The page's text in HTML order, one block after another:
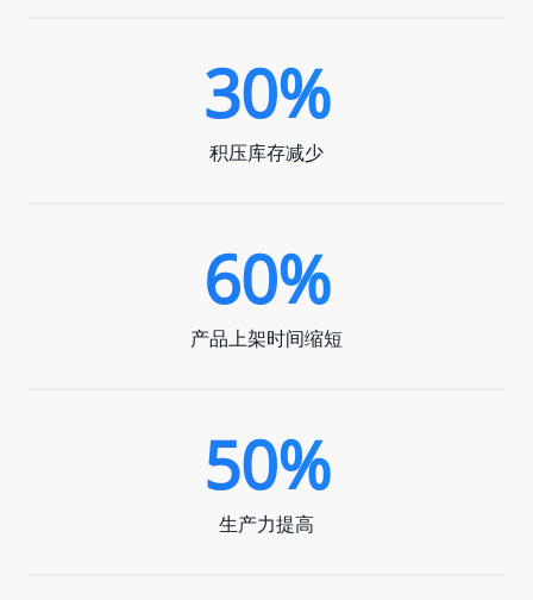
30%
积压库存减少
60%
产品上架时间缩短
50%
生产力提高